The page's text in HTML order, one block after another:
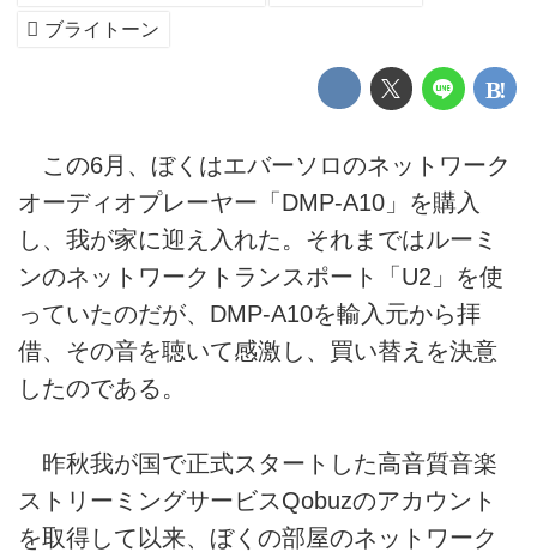
ブライトーン
この6月、ぼくはエバーソロのネットワーク
オーディオプレーヤー「DMP-A10」を購入
し、我が家に迎え入れた。それまではルーミ
ンのネットワークトランスポート「U2」を使
っていたのだが、DMP-A10を輸入元から拝
借、その音を聴いて感激し、買い替えを決意
したのである。
昨秋我が国で正式スタートした高音質音楽
ストリーミングサービスQobuzのアカウント
を取得して以来、ぼくの部屋のネットワーク